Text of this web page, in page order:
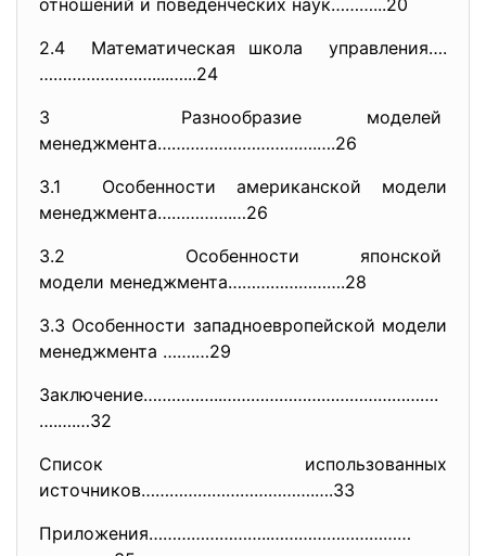
отношений и поведенческих наук………...20
2.4 Математическая школа управления….
……………………....…...24
3 Разнообразие моделей
менеджмента…………………………….….26
3.1 Особенности американской модели
менеджмента…………….…26
3.2 Особенности японской
модели менеджмента…………………….28
3.3 Особенности западноевропейской модели
менеджмента …….…29
Заключение……………..……………………………………….
….….…32
Список использованных
источников……………………………….….33
Приложения……………………..…………………………